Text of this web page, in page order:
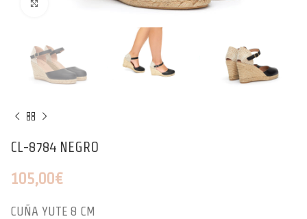
Click to enlarge
CL-8784 NEGRO
105,00€
CUÑA YUTE 8 CM